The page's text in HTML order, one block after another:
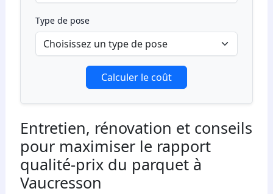
Type de pose
Calculer le coût
Entretien, rénovation et conseils
pour maximiser le rapport
qualité-prix du parquet à
Vaucresson